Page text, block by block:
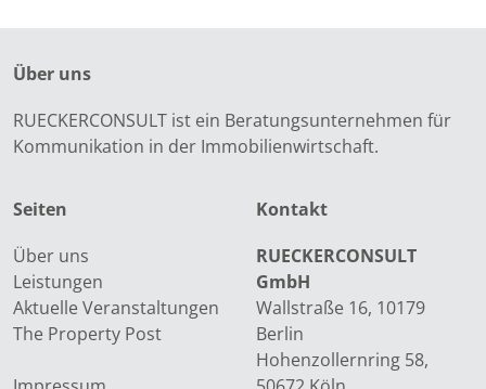
Über uns
RUECKERCONSULT ist ein Beratungsunternehmen für
Kommunikation in der Immobilienwirtschaft.
Seiten
Über uns
Leistungen
Aktuelle Veranstaltungen
The Property Post
Kontakt
RUECKERCONSULT
GmbH
Wallstraße 16, 10179
Berlin
Hohenzollernring 58,